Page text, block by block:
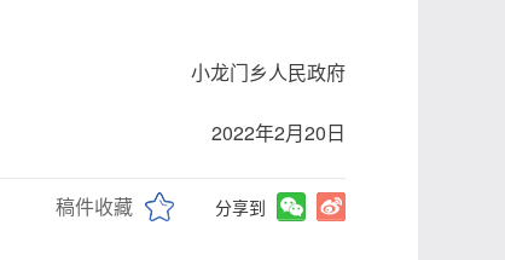
小龙门乡人民政府
2022年2月20日
稿件收藏 分享到